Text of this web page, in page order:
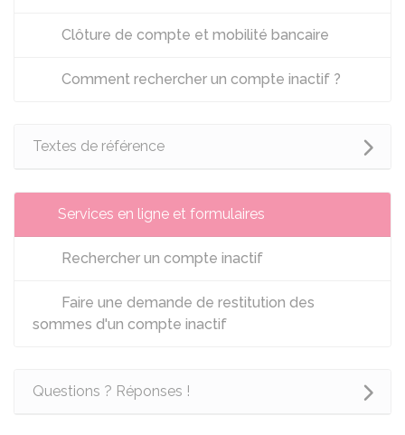
Clôture de compte et mobilité bancaire
Comment rechercher un compte inactif ?
Textes de référence
Services en ligne et formulaires
Rechercher un compte inactif
Faire une demande de restitution des
sommes d'un compte inactif
Questions ? Réponses !